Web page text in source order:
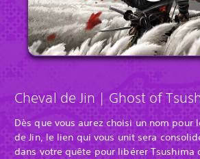
Cheval de Jin | Ghost of
Dès que vous aurez choisi un nom pour
de Jin, le lien qui vous unit sera
dans votre quête pour libérer Tsushima